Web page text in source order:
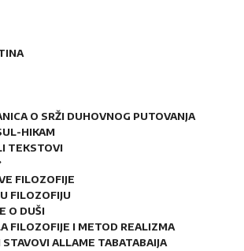
O SRŽI DUHOVNOG PUTOVANJA
HIKAM
TEKSTOVI
FILOZOFIJE
FILOZOFIJU
O DUŠI
FILOZOFIJE I METOD REALIZMA
STAVOVI ALLAME TABATABAIJA